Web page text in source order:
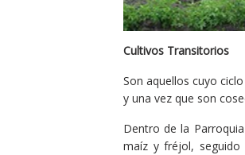
Cultivos Transitorios
Son aquellos cuyo
y una vez que son
Dentro de la
maíz y fréjol, seguido